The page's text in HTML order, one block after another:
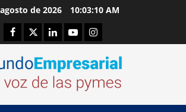
de 2026 10:03:10 AM
Facebook
TwitterLinkedinYoutubeInstagram